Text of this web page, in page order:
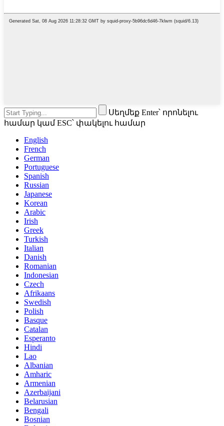
Սեղմեք Enter՝ որոնելու
համար կամ ESC՝ փակելու համար
English
French
German
Portuguese
Spanish
Russian
Japanese
Korean
Arabic
Irish
Greek
Turkish
Italian
Danish
Romanian
Indonesian
Czech
Afrikaans
Swedish
Polish
Basque
Catalan
Esperanto
Hindi
Lao
Albanian
Amharic
Armenian
Azerbaijani
Belarusian
Bengali
Bosnian